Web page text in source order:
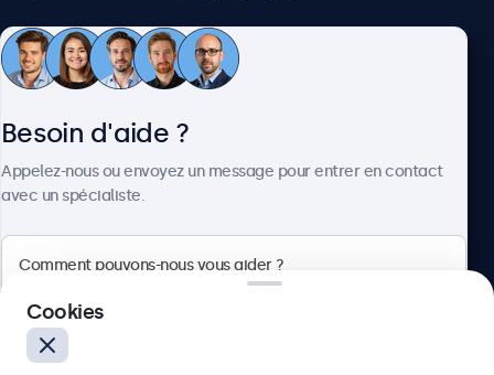
Service client
Besoin d'aide ?
Appelez-nous ou envoyez un message pour entrer en contact
avec un spécialiste.
Cookies